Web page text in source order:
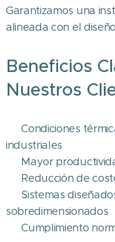
Garantizamos una
alineada con el
Beneficios
Nuestros
✔ Condiciones
industriales
✔ Mayor
✔ Reducción de
✔ Sistemas
sobredimensionados
✔ Cumplimiento